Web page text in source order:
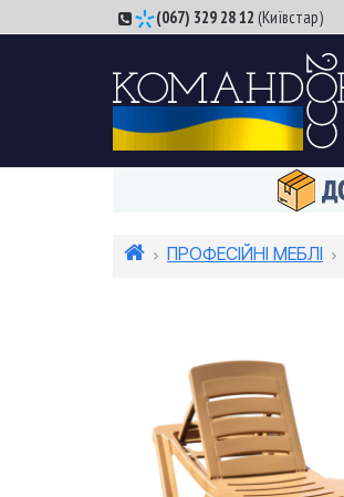
(067) 329 28 12 (Київстар)
ПРОФЕСІЙНІ МЕБЛІ